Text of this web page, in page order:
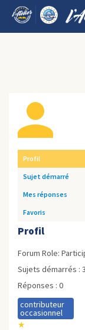
Profil
Sujet démarré
Mes réponses
Favoris
Profil
Forum Role:
Sujets démarrés : 3
Réponses : 0
contributeur
occasionnel
★